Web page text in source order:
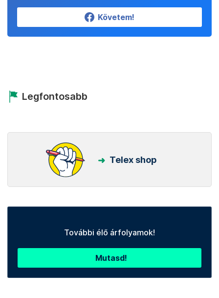
Követem!
Legfontosabb
Telex shop
További élő árfolyamok!
Mutasd!